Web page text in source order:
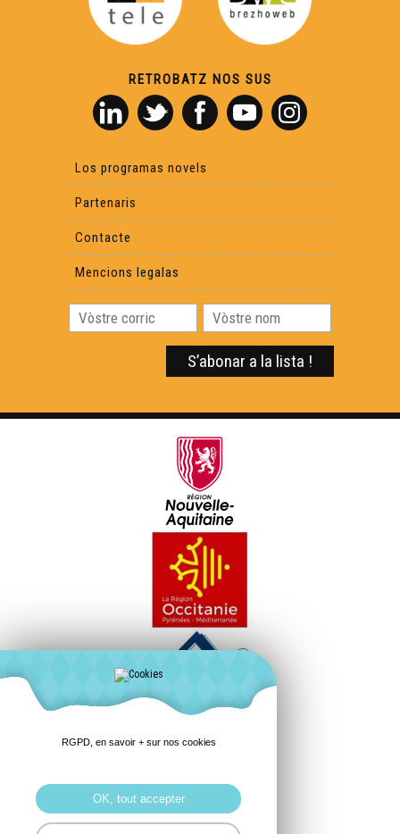
RETROBATZ NOS SUS
Los programas novels
Partenaris
Contacte
Mencions legalas
RGPD, en savoir + sur nos cookies
OK, tout accepter